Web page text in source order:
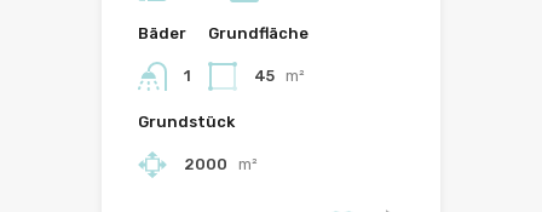
Bäder
1
Grundfläche
45 m²
Grundstück
2000 m²